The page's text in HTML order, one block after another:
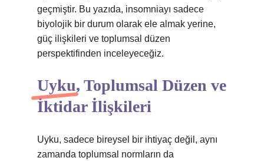
geçmiştir. Bu yazıda, insomniayı sadece
biyolojik bir durum olarak ele almak yerine,
güç ilişkileri ve toplumsal düzen
perspektifinden inceleyeceğiz.
Uyku, Toplumsal Düzen ve
İktidar İlişkileri
Uyku, sadece bireysel bir ihtiyaç değil, aynı
zamanda toplumsal normların da